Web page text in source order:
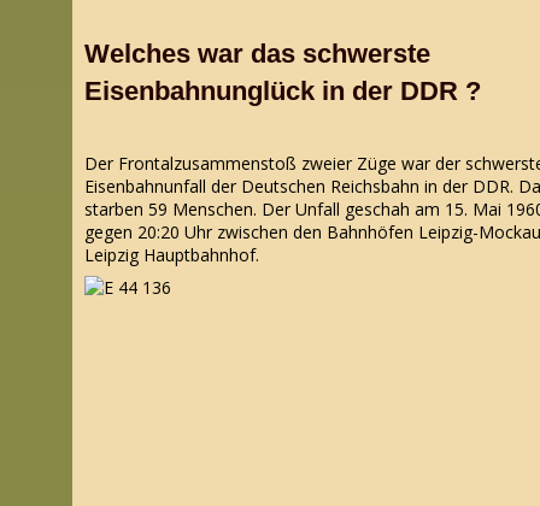
Welches war das schwerste
Eisenbahnunglück in der DDR ?
Der Frontalzusammenstoß zweier Züge war der
Eisenbahnunfall der Deutschen Reichsbahn in der DDR.
starben 59 Menschen. Der Unfall geschah am 15. Mai
gegen 20:20 Uhr zwischen den Bahnhöfen Leipzig-
Leipzig Hauptbahnhof.